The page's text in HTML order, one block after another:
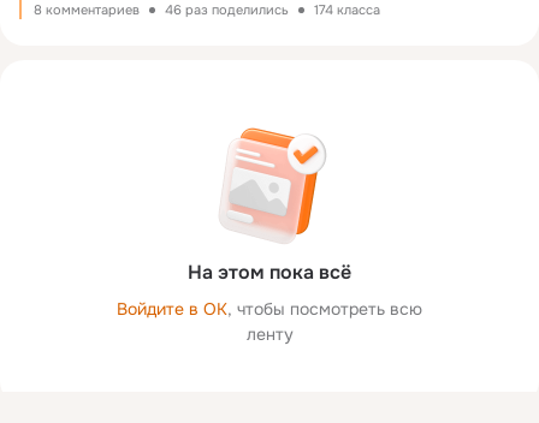
8 комментариев 46 раз поделились 174 класса
На этом пока всё
Войдите в ОК, чтобы посмотреть всю
ленту